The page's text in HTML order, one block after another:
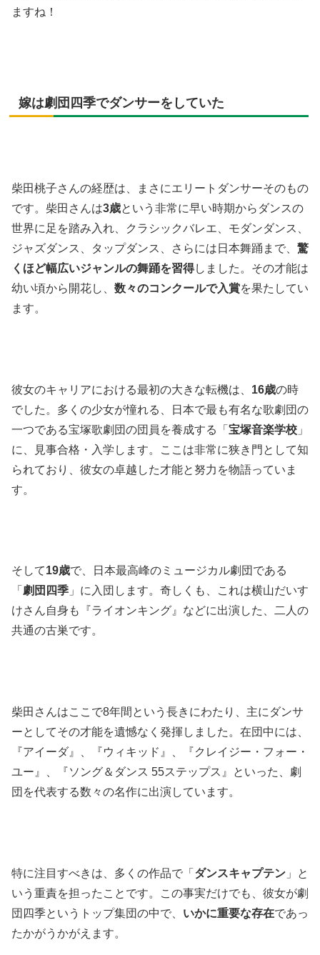
ますね！
嫁は劇団四季でダンサーをしていた
柴田桃子さんの経歴は、まさにエリートダンサーそのもの
です。柴田さんは3歳という非常に早い時期からダンスの
世界に足を踏み入れ、クラシックバレエ、モダンダンス、
ジャズダンス、タップダンス、さらには日本舞踊まで、 驚
くほど幅広いジャンルの舞踊を習得しました。その才能は
幼い頃から開花し、 数々のコンクールで入賞を果たしてい
ます。
彼女のキャリアにおける最初の大きな転機は、 16歳の時
でした。多くの少女が憧れる、日本で最も有名な歌劇団の
一つである宝塚歌劇団の団員を養成する「 宝塚音楽学校 」
に、見事合格・入学します。ここは非常に狭き門として知
られており、彼女の卓越した才能と努力を物語っていま
す。
そして19歳で、日本最高峰のミュージカル劇団である
「 劇団四季 」に入団します。奇しくも、これは横山だいす
けさん自身も『ライオンキング』などに出演した、二人の
共通の古巣です。
柴田さんはここで8年間という長きにわたり、主にダンサ
ーとしてその才能を遺憾なく発揮しました。在団中には、
『アイーダ』、『ウィキッド』、『クレイジー・フォー・
ユー』、『ソング＆ダンス 55ステップス』といった、劇
団を代表する数々の名作に出演しています。
特に注目すべきは、多くの作品で「 ダンスキャプテン 」と
いう重責を担ったことです。この事実だけでも、彼女が劇
団四季というトップ集団の中で、 いかに重要な存在であっ
たかがうかがえます。